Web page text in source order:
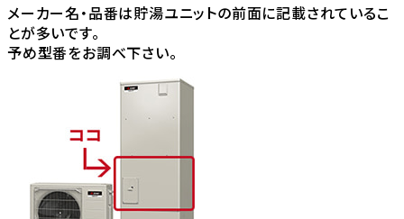
メーカー名・品番は貯湯ユニットの前面に記載されているこ
とが多いです。
予め型番をお調べ下さい。